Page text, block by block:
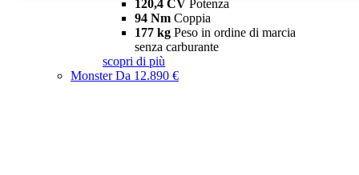
120,4 CV Potenza
94 Nm Coppia
177 kg Peso in ordine di marcia
senza carburante
scopri di più
MonsterDa 12.890 €